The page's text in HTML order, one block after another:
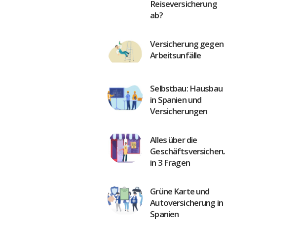
Reiseversicherung
ab?
Versicherung gegen
Arbeitsunfälle
Selbstbau: Hausbau
in Spanien und
Versicherungen
Alles über die
Geschäftsversicherung
in 3 Fragen
Grüne Karte und
Autoversicherung in
Spanien